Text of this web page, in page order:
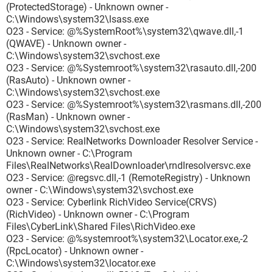
(ProtectedStorage) - Unknown owner -
C:\Windows\system32\lsass.exe
O23 - Service: @%SystemRoot%\system32\qwave.dll,-1
(QWAVE) - Unknown owner -
C:\Windows\system32\svchost.exe
O23 - Service: @%Systemroot%\system32\rasauto.dll,-200
(RasAuto) - Unknown owner -
C:\Windows\system32\svchost.exe
O23 - Service: @%Systemroot%\system32\rasmans.dll,-200
(RasMan) - Unknown owner -
C:\Windows\system32\svchost.exe
O23 - Service: RealNetworks Downloader Resolver Service -
Unknown owner - C:\Program
Files\RealNetworks\RealDownloader\rndlresolversvc.exe
O23 - Service: @regsvc.dll,-1 (RemoteRegistry) - Unknown
owner - C:\Windows\system32\svchost.exe
O23 - Service: Cyberlink RichVideo Service(CRVS)
(RichVideo) - Unknown owner - C:\Program
Files\CyberLink\Shared Files\RichVideo.exe
O23 - Service: @%systemroot%\system32\Locator.exe,-2
(RpcLocator) - Unknown owner -
C:\Windows\system32\locator.exe